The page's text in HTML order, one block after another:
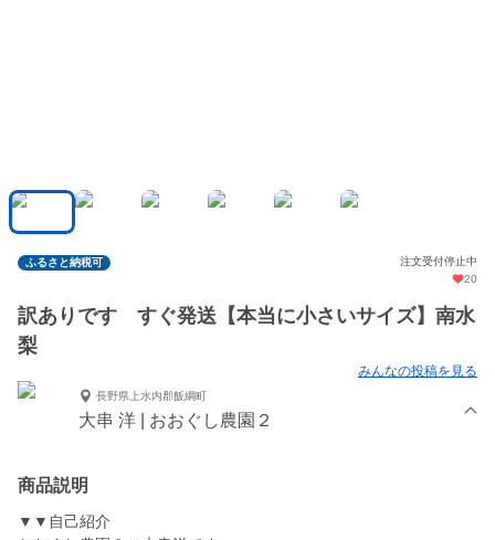
ふるさと納税可
注文受付停止中
20
訳ありです すぐ発送【本当に小さいサイズ】南水
梨
みんなの投稿を見る
長野県上水内郡飯綱町
大串 洋 | おおぐし農園２
商品説明
▼▼自己紹介